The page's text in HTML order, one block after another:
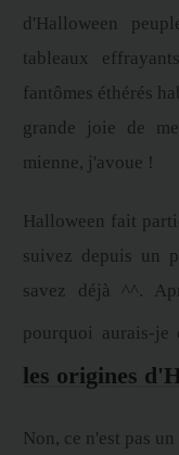
d'Halloween
tableaux
fantômes éthérés
grande joie de
mienne, j'avoue !
Halloween fait
suivez depuis un
savez déjà ^^.
pourquoi aurais-je
les origines
Non, ce n'est pas